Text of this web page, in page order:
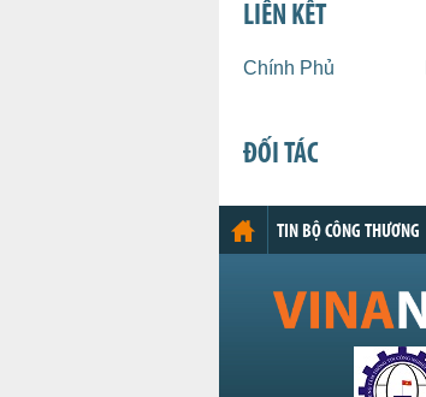
LIÊN KẾT
Chính Phủ
ĐỐI TÁC
TIN BỘ CÔNG THƯƠNG